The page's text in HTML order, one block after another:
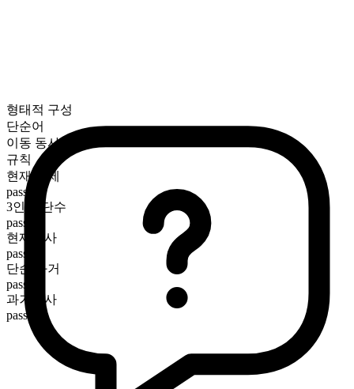
형태적 구성
단순어
이동 동사
규칙
현재 시제
pass
3인칭 단수
passes
현재분사
passing
단순 과거
passed
과거분사
passed